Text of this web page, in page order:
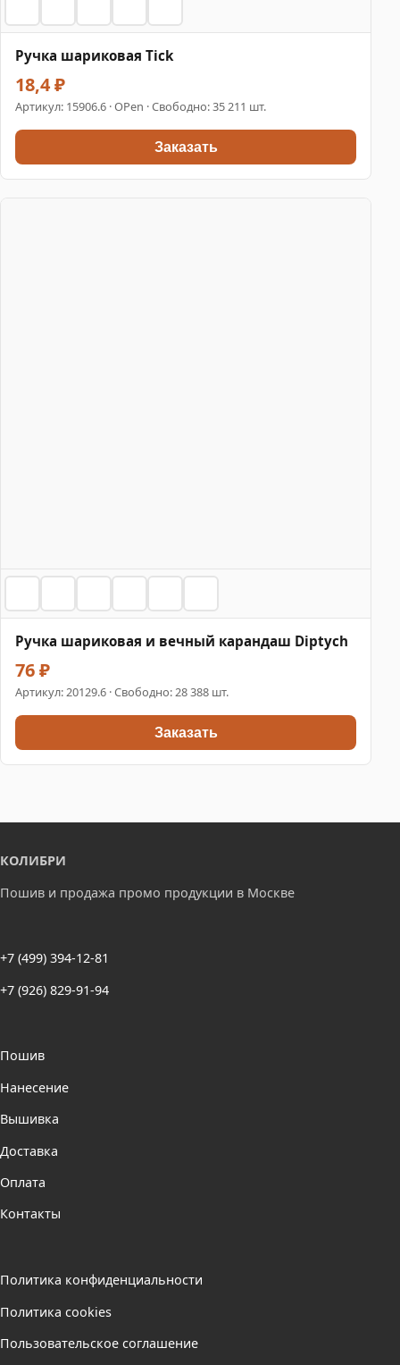
Ручка шариковая Tick
18,4 ₽
Артикул: 15906.6 · OPen · Свободно: 35 211 шт.
Заказать
Ручка шариковая и вечный карандаш Diptych
76 ₽
Артикул:20129.6 · Свободно: 28 388 шт.
Заказать
КОЛИБРИ
Пошив и продажа промо продукции в Москве
+7 (499) 394-12-81
+7 (926) 829-91-94
Пошив
Нанесение
Вышивка
Доставка
Оплата
Контакты
Политика конфиденциальности
Политика cookies
Пользовательское соглашение